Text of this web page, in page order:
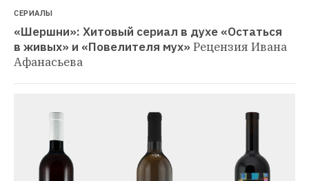
СЕРИАЛЫ
«Шершни»: Хитовый сериал в духе «Остаться
в живых» и «Повелителя мух» Рецензия Ивана
Афанасьева